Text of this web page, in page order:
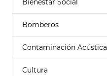
Bomberos
Contaminación Acústica
Cultura